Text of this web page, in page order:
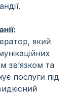
який
зв’язком та
послуги під